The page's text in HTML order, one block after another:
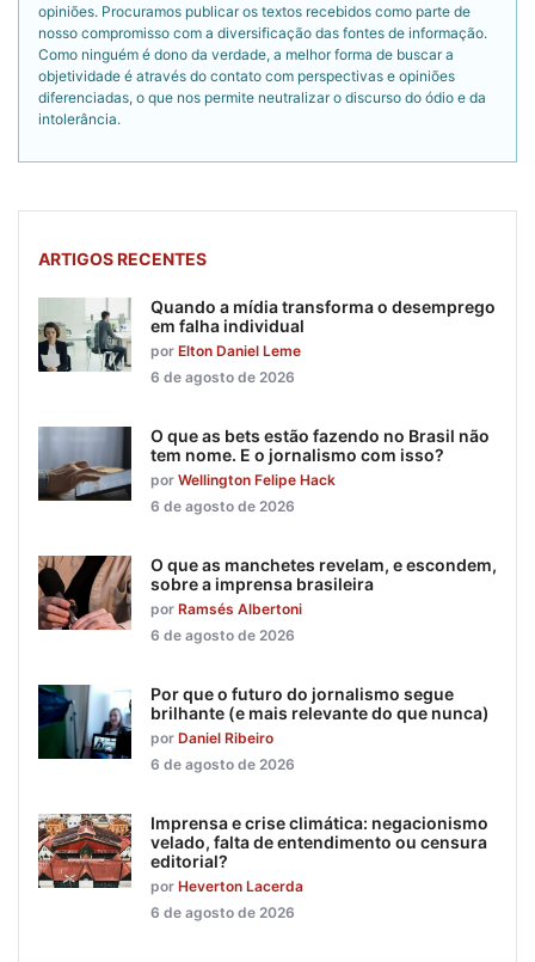
opiniões. Procuramos publicar os textos recebidos como parte de
nosso compromisso com a diversificação das fontes de informação.
Como ninguém é dono da verdade, a melhor forma de buscar a
objetividade é através do contato com perspectivas e opiniões
diferenciadas, o que nos permite neutralizar o discurso do ódio e da
intolerância.
ARTIGOS RECENTES
Quando a mídia transforma o desemprego
em falha individual
por Elton Daniel Leme
6 de agosto de 2026
O que as bets estão fazendo no Brasil não
tem nome. E o jornalismo com isso?
por Wellington Felipe Hack
6 de agosto de 2026
O que as manchetes revelam, e escondem,
sobre a imprensa brasileira
por Ramsés Albertoni
6 de agosto de 2026
Por que o futuro do jornalismo segue
brilhante (e mais relevante do que nunca)
por Daniel Ribeiro
6 de agosto de 2026
Imprensa e crise climática: negacionismo
velado, falta de entendimento ou censura
editorial?
por Heverton Lacerda
6 de agosto de 2026